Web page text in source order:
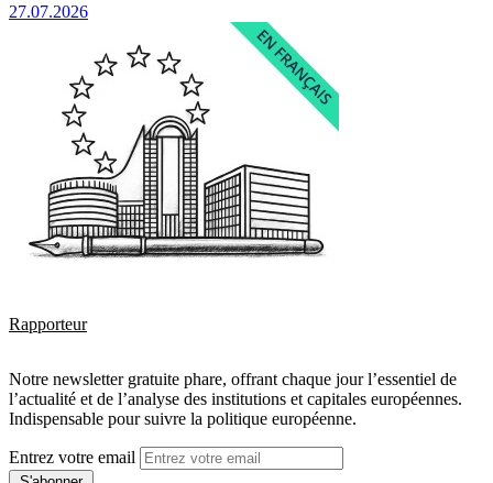
27.07.2026
Rapporteur
Notre newsletter gratuite phare, offrant chaque jour l’essentiel de
l’actualité et de l’analyse des institutions et capitales européennes.
Indispensable pour suivre la politique européenne.
Entrez votre email